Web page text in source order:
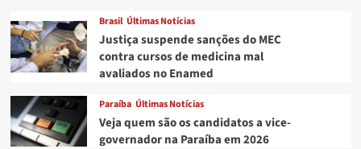
Brasil Últimas Notícias
Justiça suspende sanções do MEC
contra cursos de medicina mal
avaliados no Enamed
Paraíba Últimas Notícias
Veja quem são os candidatos a vice-
governador na Paraíba em 2026